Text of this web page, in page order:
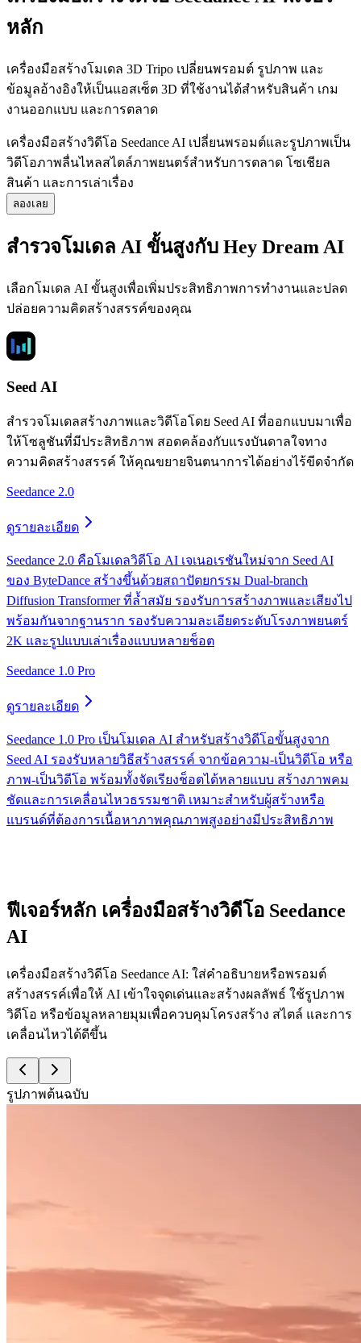
หลัก
เครื่องมือสร้างโมเดล 3D Tripo เปลี่ยนพรอมต์ รูปภาพ และ
ข้อมูลอ้างอิงให้เป็นแอสเซ็ต 3D ที่ใช้งานได้สำหรับสินค้า เกม
งานออกแบบ และการตลาด
เครื่องมือสร้างวิดีโอ Seedance AI เปลี่ยนพรอมต์และรูปภาพเป็น
วิดีโอภาพลื่นไหลสไตล์ภาพยนตร์สำหรับการตลาด โซเชียล
สินค้า และการเล่าเรื่อง
ลองเลย
สำรวจโมเดล AI ขั้นสูงกับ Hey Dream AI
เลือกโมเดล AI ขั้นสูงเพื่อเพิ่มประสิทธิภาพการทำงานและปลด
ปล่อยความคิดสร้างสรรค์ของคุณ
Seed AI
สำรวจโมเดลสร้างภาพและวิดีโอโดย Seed AI ที่ออกแบบมาเพื่อ
ให้โซลูชันที่มีประสิทธิภาพ สอดคล้องกับแรงบันดาลใจทาง
ความคิดสร้างสรรค์ ให้คุณขยายจินตนาการได้อย่างไร้ขีดจำกัด
Seedance 2.0
ดูรายละเอียด
Seedance 2.0 คือโมเดลวิดีโอ AI เจเนอเรชันใหม่จาก Seed AI
ของ ByteDance สร้างขึ้นด้วยสถาปัตยกรรม Dual-branch
Diffusion Transformer ที่ล้ำสมัย รองรับการสร้างภาพและเสียงไป
พร้อมกันจากฐานราก รองรับความละเอียดระดับโรงภาพยนตร์
2K และรูปแบบเล่าเรื่องแบบหลายช็อต
Seedance 1.0 Pro
ดูรายละเอียด
Seedance 1.0 Pro เป็นโมเดล AI สำหรับสร้างวิดีโอขั้นสูงจาก
Seed AI รองรับหลายวิธีสร้างสรรค์ จากข้อความ-เป็นวิดีโอ หรือ
ภาพ-เป็นวิดีโอ พร้อมทั้งจัดเรียงช็อตได้หลายแบบ สร้างภาพคม
ชัดและการเคลื่อนไหวธรรมชาติ เหมาะสำหรับผู้สร้างหรือ
แบรนด์ที่ต้องการเนื้อหาภาพคุณภาพสูงอย่างมีประสิทธิภาพ
ฟีเจอร์หลัก เครื่องมือสร้างวิดีโอ Seedance
AI
เครื่องมือสร้างวิดีโอ Seedance AI: ใส่คำอธิบายหรือพรอมต์
สร้างสรรค์เพื่อให้ AI เข้าใจจุดเด่นและสร้างผลลัพธ์ ใช้รูปภาพ
วิดีโอ หรือข้อมูลหลายมุมเพื่อควบคุมโครงสร้าง สไตล์ และการ
เคลื่อนไหวได้ดีขึ้น
รูปภาพต้นฉบับ